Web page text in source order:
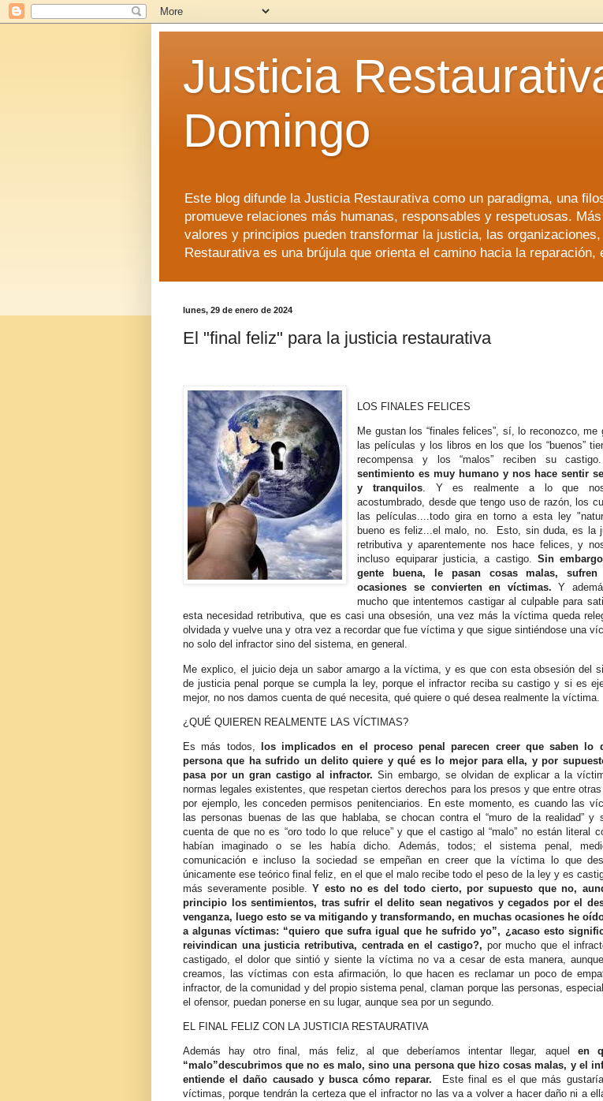
Justicia
Domingo
Este blog difunde la Justicia Restaurativa como un paradigma, una
promueve relaciones más humanas, responsables y respetuosas.
valores y principios pueden transformar la justicia, las
Restaurativa es una brújula que orienta el camino hacia la
lunes, 29 de enero de 2024
El "final feliz" para la justicia restaurativa
LOS FINALES FELICES
Me gustan los “finales felices”, sí, lo reconozco, me
las películas y los libros en los que los “buenos”
recompensa y los “malos” reciben su
sentimiento es muy humano y nos hace sentir
y tranquilos. Y es realmente a lo que
acostumbrado, desde que tengo uso de razón, los
las películas....todo gira en torno a esta ley
bueno es feliz...el malo, no. Esto, sin duda, es la
retributiva y aparentemente nos hace felices, y
incluso equiparar justicia, a castigo. Sin
gente buena, le pasan cosas malas,
ocasiones se convierten en víctimas.Y
mucho que intentemos castigar al culpable para
esta necesidad retributiva, que es casi una obsesión, una vez más la víctima queda
olvidada y vuelve una y otra vez a recordar que fue víctima y que sigue sintiéndose una
no solo del infractor sino del sistema, en general.
Me explico, el juicio deja un sabor amargo a la víctima, y es que con esta obsesión del
de justicia penal porque se cumpla la ley, porque el infractor reciba su castigo y si es
mejor, no nos damos cuenta de qué necesita, qué quiere o qué desea realmente la víctima.
¿QUÉ QUIEREN REALMENTE LAS VÍCTIMAS?
Es más todos,
los implicados en el proceso penal parecen creer que saben lo
persona que ha sufrido un delito quiere y qué es lo mejor para ella, y por
pasa por un gran castigo al infractor. Sin embargo, se olvidan de explicar a la
normas legales existentes, que respetan ciertos derechos para los presos y que entre
por ejemplo, les conceden permisos penitenciarios. En este momento, es cuando las
las personas buenas de las que hablaba, se chocan contra el “muro de la realidad” y
cuenta de que no es “oro todo lo que reluce” y que el castigo al “malo” no están literal
habían imaginado o se les había dicho. Además, todos; el sistema penal,
comunicación e incluso la sociedad se empeñan en creer que la víctima lo que
únicamente ese teórico final feliz, en el que el malo recibe todo el peso de la ley y es
más severamente posible. Y esto no es del todo cierto, por supuesto que no,
principio los sentimientos, tras sufrir el delito sean negativos y cegados por el
venganza, luego esto se va mitigando y transformando, en muchas ocasiones he
a algunas víctimas: “quiero que sufra igual que he sufrido yo”, ¿acaso esto
reivindican una justicia retributiva, centrada en el castigo?, por mucho que el
castigado, el dolor que sintió y siente la víctima no va a cesar de esta manera,
creamos, las víctimas con esta afirmación, lo que hacen es reclamar un poco de
infractor, de la comunidad y del propio sistema penal, claman porque las personas,
el ofensor, puedan ponerse en su lugar, aunque sea por un segundo.
EL FINAL FELIZ CON LA JUSTICIA RESTAURATIVA
Además hay otro final, más feliz, al que deberíamos intentar llegar, aquel
en
“malo”descubrimos que no es malo, sino una persona que hizo cosas malas, y el
entiende el daño causado y busca cómo reparar.
Este final es el que más
víctimas, porque tendrán la certeza que el infractor no las va a volver a hacer daño ni a